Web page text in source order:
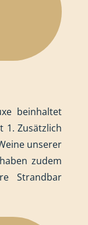
beinhaltet
1. Zusätzlich
unserer
zudem
Strandbar